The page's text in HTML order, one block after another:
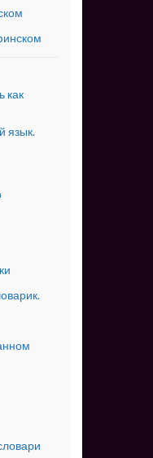
как
язык.